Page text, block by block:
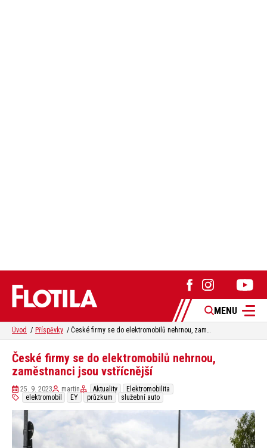
MENU
Úvod Příspěvky České firmy se do elektromobilů nehrnou, zaměstnanci jsou vstřícnější
České firmy se do elektromobilů nehrnou,
zaměstnanci jsou vstřícnější
25. 9. 2023 martin Aktuality
Elektromobilita
elektromobil
EY průzkum služební auto